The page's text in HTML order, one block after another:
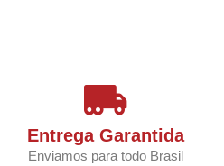
Entrega Garantida
Enviamos para todo Brasil